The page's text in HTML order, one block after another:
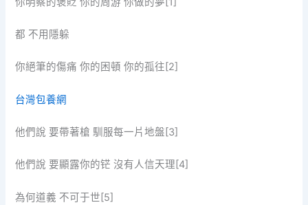
都 不用隱躲
你絕筆的傷痛 你的困頓 你的孤往[2]
台灣包養網
他們說 要帶著槍 馴服每一片地盤[3]
他們說 要顯露你的铓 沒有人信天理[4]
為何道義 不可于世[5]